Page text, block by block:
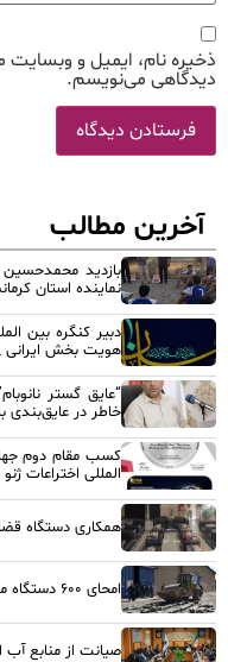
ذخیره نام، ایمیل و وبسایت
دیدگاهی می‌نویسم.
آخرین مطالب
بازدید محمدحسین
نماینده استان
دبیر کنگره بین
هویت بخش ایرانی
“عایق گستر
خاطر در عایق‌بندی
کسب مقام دوم
المللی اختراعات
همکاری دستگاه
امحای ۶۰۰ دستگاه ماینر غیرمجاز در استان مرکزی
صیانت از منابع